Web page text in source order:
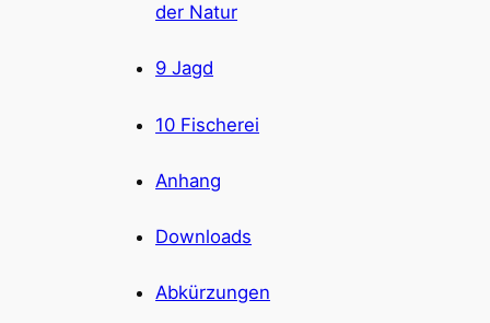
der Natur
9 Jagd
10 Fischerei
Anhang
Downloads
Abkürzungen